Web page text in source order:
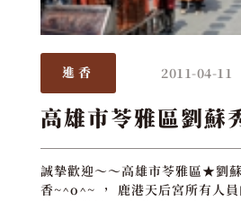
進香 2011-04-11
高雄市苓雅區劉蘇
誠摯歡迎～～高雄市苓雅區★劉
香~^o^~ ， 鹿港天后宮所有人員